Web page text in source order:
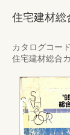
住宅建材総
カタログコー
住宅建材総合